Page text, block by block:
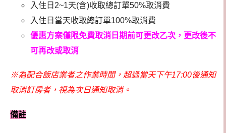
入住日2~1天(含)收取總訂單50%取消費
入住日當天收取總訂單100%取消費
優惠方案僅限免費取消日期前可更改乙次，更改後不
可再改或取消
※為配合飯店業者之作業時間，超過當天下午17:00後通知
取消訂房者，視為次日通知取消。
備註